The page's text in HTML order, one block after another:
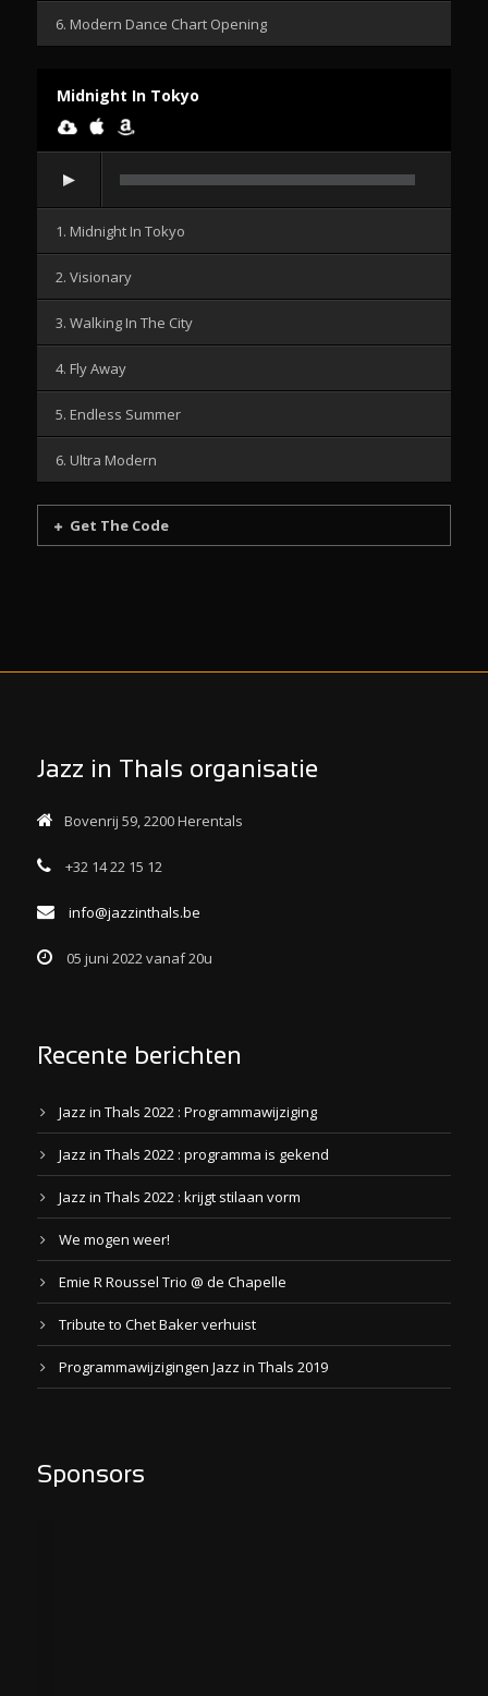
6. Modern Dance Chart Opening
Midnight In Tokyo
1. Midnight In Tokyo
2. Visionary
3. Walking In The City
4. Fly Away
5. Endless Summer
6. Ultra Modern
Get The Code
Jazz in Thals organisatie
Bovenrij 59, 2200 Herentals
+32 14 22 15 12
info@jazzinthals.be
05 juni 2022 vanaf 20u
Recente berichten
Jazz in Thals 2022 : Programmawijziging
Jazz in Thals 2022 : programma is gekend
Jazz in Thals 2022 : krijgt stilaan vorm
We mogen weer!
Emie R Roussel Trio @ de Chapelle
Tribute to Chet Baker verhuist
Programmawijzigingen Jazz in Thals 2019
Sponsors